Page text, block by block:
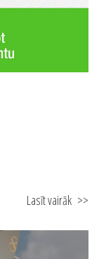
Lasīt vairāk >>